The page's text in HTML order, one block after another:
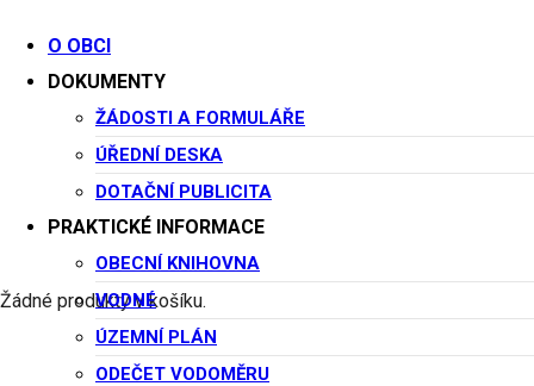
Žádné produkty v košíku.
O OBCI
DOKUMENTY
ŽÁDOSTI A FORMULÁŘE
ÚŘEDNÍ DESKA
DOTAČNÍ PUBLICITA
PRAKTICKÉ INFORMACE
OBECNÍ KNIHOVNA
VODNÉ
ÚZEMNÍ PLÁN
ODEČET VODOMĚRU
Archiv
Tag:departments